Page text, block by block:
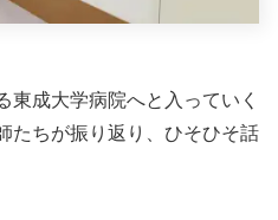
東成大学病院へと入っていく
たちが振り返り、ひそひそ話